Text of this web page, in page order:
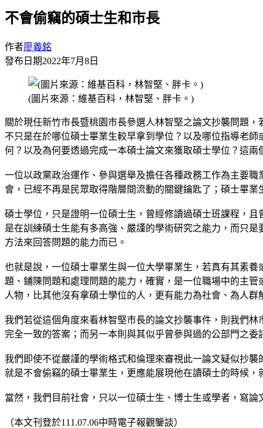
不會偷竊的碩士生和市長
作者廖義銘
發布日期2022年7月8日
(圖片來源：維基百科，林智堅、胖卡。)
關於現任新竹市長暨桃園市長參選人林智堅之論文抄襲問題
不只是在於哪位碩士畢業生較早拿到學位？以及哪位指導老
何？以及為何要透過完成一本碩士論文來獲取碩士學位？這
一位以政黨政治運作、參與選舉及擔任各種政務工作為主要
會，已經不再是民眾取得階層間流動的關鍵鑰匙了；碩士畢
碩士學位，只是證明一位碩士生，曾經修讀過碩士班課程，
是在訓練碩士生能有多高強、嚴謹的學術研究之能力，而只
方法來回答問題的能力而已。
也就是說，一位碩士畢業生與一位大學畢業生，若真有其素
題、鋪陳問題和處理問題的能力，確實，是一位職場中的主
人物，比其他沒有拿碩士學位的人，更有能力為社會、為人群
我們若從這個角度來看林智堅市長的論文抄襲事件，則我們
完全一致的答案；而另一本則與其似乎曾參與過的公部門之委
我們即使不從嚴謹的學術格式和倫理來審視此一論文疑似抄
就是不會偷竊的碩士畢業生，更應能展現他在讀碩士的時候
當然，我們目前社會，只以一位碩士生、博士生或學者，寫
（本文刊登於111.07.06中時電子報觀鑒談）